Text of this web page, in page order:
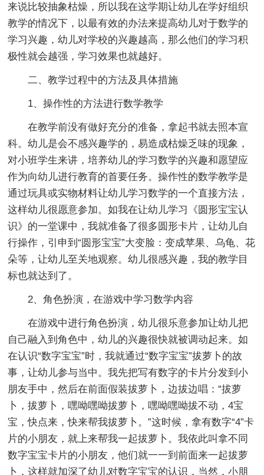
来说比较抽象枯燥，所以我在这学期让幼儿在学好组织
教学的情况下，以最有效的办法来提高幼儿对于数学的
学习兴趣，幼儿对学校的兴趣越高，那么他们的学习积
极性就会越强，学习效果也就越好。
二、教学过程中的方法及具体措施
1、操作性的方法进行数学教学
在教学前没有做好充分的准备，拿起书就去照本宣
科。幼儿是会不感兴趣学的，易造成枯燥乏味的现象，
对小班学生来讲，培养幼儿的学习数学的兴趣和愿望应
作为向幼儿进行教育的首要任务。操作性的数学教学是
通过玩具或实物材料让幼儿学习数学的一个直接方法，
这样幼儿很愿意参加。如我在让幼儿学习《圆形宝宝认
识》的一堂课中，我就准备了很多圆形卡片，让幼儿自
行操作，引申到“圆形宝宝”大变脸：变成苹果、乌龟、花
朵等，让幼儿至关地观察。幼儿很感兴趣，我的教学目
标也就达到了。
2、角色扮演，在游戏中学习数学内容
在游戏中进行角色扮演，幼儿很乐意参加让幼儿把
自己融入到角色中，幼儿的兴趣很快就被调动起来。如
在认识“数字宝宝”时，我就通过“数字宝宝”拔萝卜的故
事，让幼儿参与当中。我先把写有数字的卡片分发到小
朋友手中，然后在前面假装拔萝卜，边拔边唱：“拔萝
卜，拔萝卜，嘿呦嘿呦拔萝卜，嘿呦嘿呦拔不动，4宝
宝，快点来，快来帮我拔萝卜。”这时候，拿有数字“4”卡
片的小朋友，就上来帮我一起拔萝卜。我依此叫拿不同
数字宝宝卡片的小朋友，他们就一一到前面来一起拔萝
卜，这样就加深了幼儿对数字宝宝的认识，当然，小朋